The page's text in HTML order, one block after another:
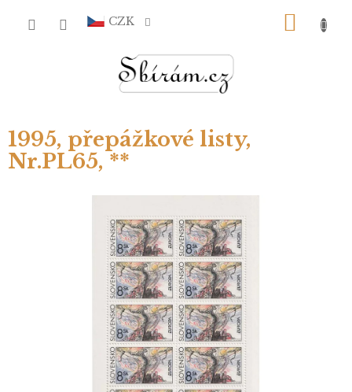
CZK
1995, přepážkové listy,
Nr.PL65, **